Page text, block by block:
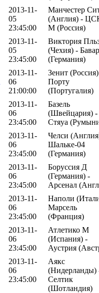
2013-11-
05
23:45:00
Манчестер
(Англия) -
М (Россия)
2013-11-
05
23:45:00
Виктория
(Чехия) -
(Германия)
2013-11-
06
21:00:00
Зенит
Порту
(Португалия)
2013-11-
06
23:45:00
Базель
(Швейцария) -
Стяуа
2013-11-
06
23:45:00
Челси
Шальке-04
(Германия)
2013-11-
06
23:45:00
Боруссия Д
(Германия) -
Арсенал
2013-11-
06
23:45:00
Наполи
Марсель
(Франция)
2013-11-
06
23:45:00
Атлетико М
(Испания) -
Аустрия
2013-11-
06
23:45:00
Аякс
(Нидерланды)
Селтик
(Шотландия)